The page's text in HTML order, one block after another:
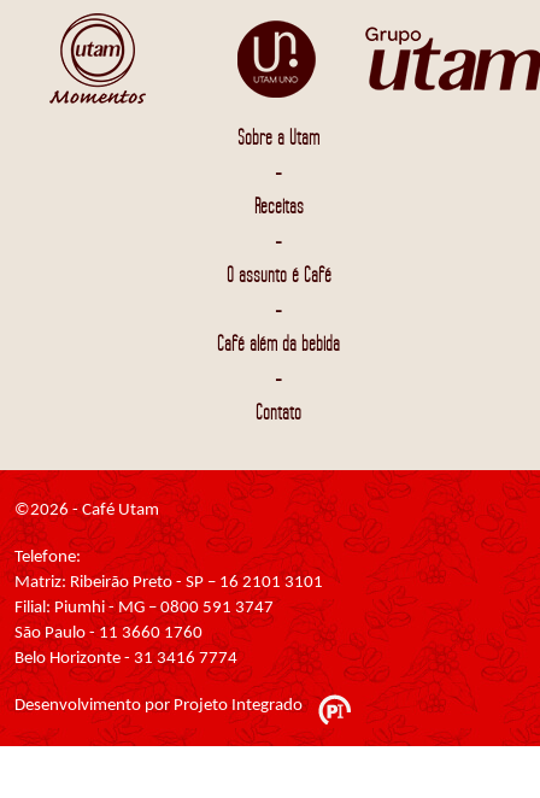
Sobre a Utam
-
Receitas
-
O assunto é Café
-
Café além da bebida
-
Contato
©2026 - Café Utam
Telefone:
Matriz: Ribeirão Preto - SP – 16 2101 3101
Filial: Piumhi - MG – 0800 591 3747
São Paulo - 11 3660 1760
Belo Horizonte - 31 3416 7774
Desenvolvimento por Projeto Integrado